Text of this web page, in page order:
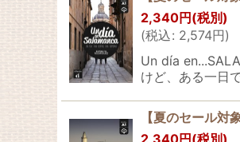
2,340円 (税別)
(税込: 2,574円)
Un día
けど、ある一日
【夏のセール